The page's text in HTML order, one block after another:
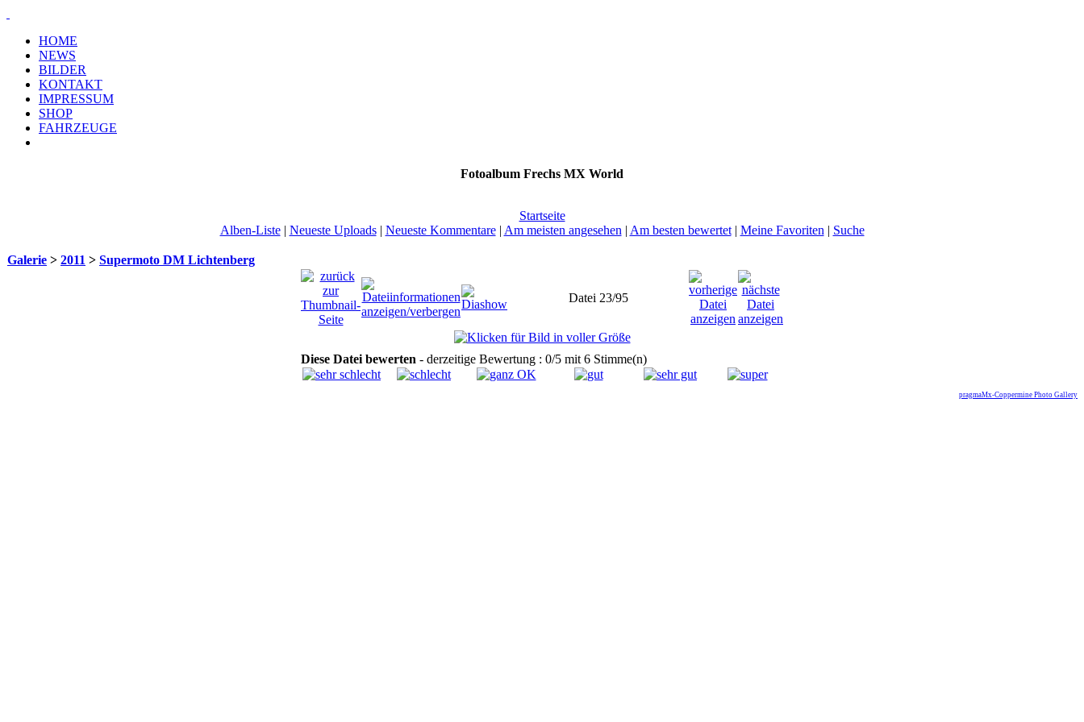
HOME
NEWS
BILDER
KONTAKT
IMPRESSUM
SHOP
FAHRZEUGE
Fotoalbum Frechs MX World
Startseite
Alben-Liste| Neueste Uploads| Neueste Kommentare| Am meisten angesehen | Am besten bewertet| Meine Favoriten | Suche
Galerie > 2011 > Supermoto DM Lichtenberg
Datei 23/95
Diese Datei bewerten - derzeitige Bewertung : 0/5 mit 6 Stimme(n)
pragmaMx-Coppermine Photo Gallery